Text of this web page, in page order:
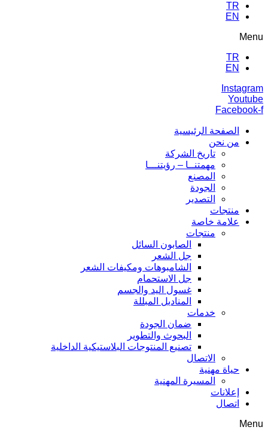
TR
EN
Menu
TR
EN
Instagram
Youtube
Facebook-f
الصفحة الرئيسية
من نحن
تاريخ الشركة
مهمتنــا – رؤيتنـــا
المصنع
الجودة
التصدير
منتجات
علامة خاصة
منتجات
الصابون السائل
جل الشعر
الشامبوهات ومكيفات الشعر
جل الاستحمام
غسول اليد والجسم
المناديل المبللة
خدمات
ضمان الجودة
البحوث والتطوير
تصنيع المنتوجات البلاستيكية الداخلية
الاتصال
حياة مهنية
المسيرة المهنية
إعلانات
اتصال
Menu